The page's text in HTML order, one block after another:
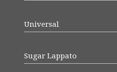
Universal
Sugar Lappato